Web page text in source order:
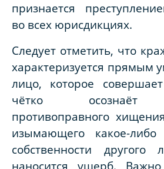
признается
во всех юрисдикциях.
Следует отметить, что
характеризуется прямым
лицо, которое
чётко осознаёт
противоправного
изымающего какое-
собственности другого
наносится ущерб.